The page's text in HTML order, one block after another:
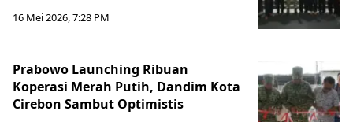
16 Mei 2026, 7:28 PM
Prabowo Launching Ribuan
Koperasi Merah Putih, Dandim Kota
Cirebon Sambut Optimistis